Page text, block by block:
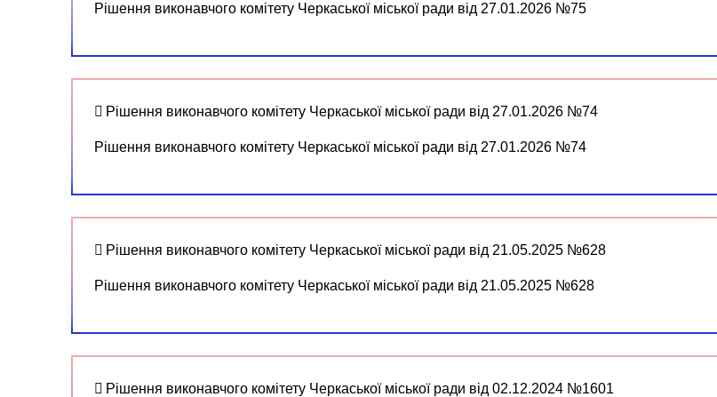
Рішення виконавчого комітету Черкаської міської ради від 27.01.2026 №75
Рішення виконавчого комітету Черкаської міської ради від 27.01.2026 №74
Рішення виконавчого комітету Черкаської міської ради від 27.01.2026 №74
Рішення виконавчого комітету Черкаської міської ради від 21.05.2025 №628
Рішення виконавчого комітету Черкаської міської ради від 21.05.2025 №628
Рішення виконавчого комітету Черкаської міської ради від 02.12.2024 №1601